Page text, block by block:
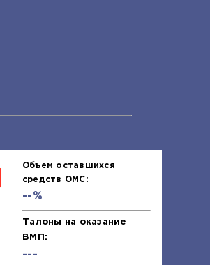
Объем оставшихся
средств ОМС:
--%
Талоны на оказание
ВМП:
---